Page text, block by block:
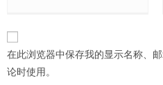
在此浏览器中保存我的显示名称、
论时使用。